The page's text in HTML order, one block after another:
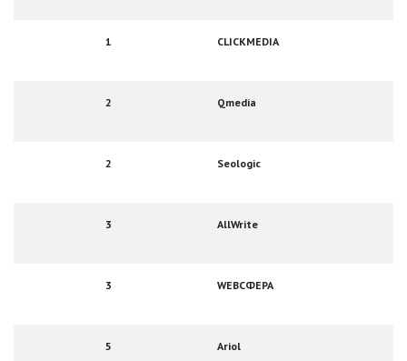
1 CLICKMEDIA
2 Qmedia
2 Seologic
3 AllWrite
3 WEBСФЕРА
5 Ariol